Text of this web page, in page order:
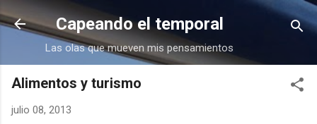
Ir al contenido principal
Capeando el temporal
Las olas que mueven mis pensamientos
Alimentos y turismo
julio 08, 2013